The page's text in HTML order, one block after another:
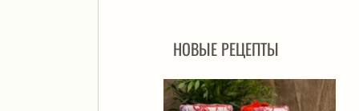
НОВЫЕ РЕЦЕПТЫ